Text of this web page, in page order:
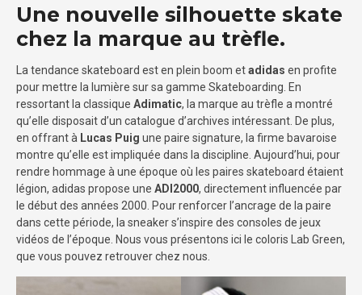
Une nouvelle silhouette skate
chez la marque au trèfle.
La tendance skateboard est en plein boom etadidas en profite
pour mettre la lumière sur sa gamme Skateboarding. En
ressortant la classique Adimatic, la marque au trèfle a montré
qu’elle disposait d’un catalogue d’archives intéressant. De plus,
en offrant à Lucas Puig une paire signature, la firme bavaroise
montre qu’elle est impliquée dans la discipline. Aujourd’hui, pour
rendre hommage à une époque où les paires skateboard étaient
légion, adidas propose une ADI2000, directement influencée par
le début des années 2000. Pour renforcer l’ancrage de la paire
dans cette période, la sneaker s’inspire des consoles de jeux
vidéos de l’époque. Nous vous présentons ici le coloris Lab Green,
que vous pouvez retrouver chez nous.